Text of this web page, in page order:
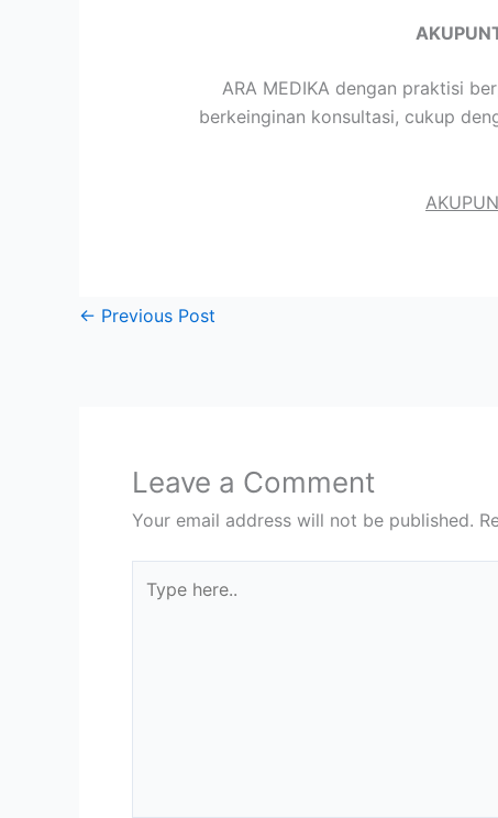
ARA MEDIKA dengan praktisi
berkeinginan konsultasi, cukup
← Previous Post
Leave a Comment
Your email address will not be published.
here..